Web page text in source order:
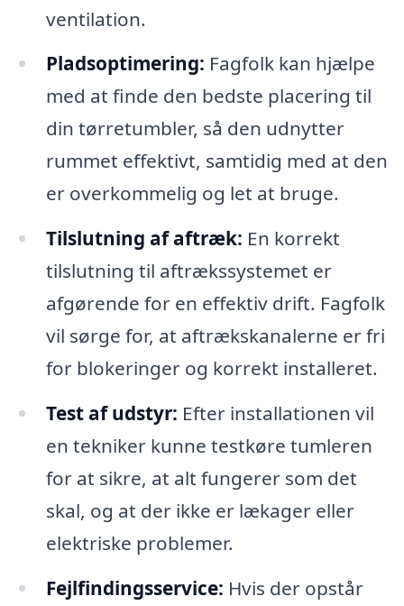
ventilation.
Pladsoptimering: Fagfolk kan hjælpe
med at finde den bedste placering til
din tørretumbler, så den udnytter
rummet effektivt, samtidig med at den
er overkommelig og let at bruge.
Tilslutning af aftræk: En korrekt
tilslutning til aftrækssystemet er
afgørende for en effektiv drift. Fagfolk
vil sørge for, at aftrækskanalerne er fri
for blokeringer og korrekt installeret.
Test af udstyr: Efter installationen vil
en tekniker kunne testkøre tumleren
for at sikre, at alt fungerer som det
skal, og at der ikke er lækager eller
elektriske problemer.
Fejlfindingsservice: Hvis der opstår